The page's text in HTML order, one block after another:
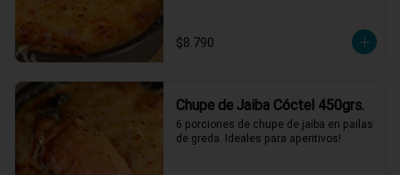
$8.790
Chupe de Jaiba Cóctel 450grs.
6 porciones de chupe de jaiba en pailas
de greda. Ideales para aperitivos!